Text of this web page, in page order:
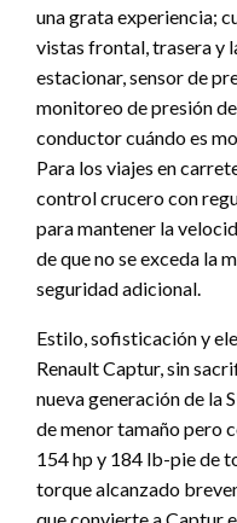
una grata experiencia;
vistas frontal, trasera y
estacionar, sensor de
monitoreo de presión
conductor cuándo es
Para los viajes en
control crucero con
para mantener la
de que no se exceda la
seguridad adicional.
Estilo, sofisticación y
Renault Captur, sin
nueva generación de la
de menor tamaño pero
154 hp y 184 lb-pie de
torque alcanzado